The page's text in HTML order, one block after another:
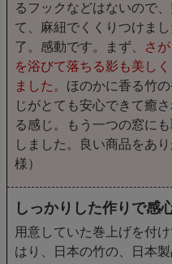
るフックなどはないので
て、麻紐でくくりつけま
了。感動です。まず、
さ
を浴びて落ちる影も美し
ました。 ほのかに香る竹
じがとても安心できて癒
る感じ。もう一つの窓に
しました。良い商品をあ
様）
しっかりした作りで感
用意していた巻上げを付
はり、日本の竹の、日本製